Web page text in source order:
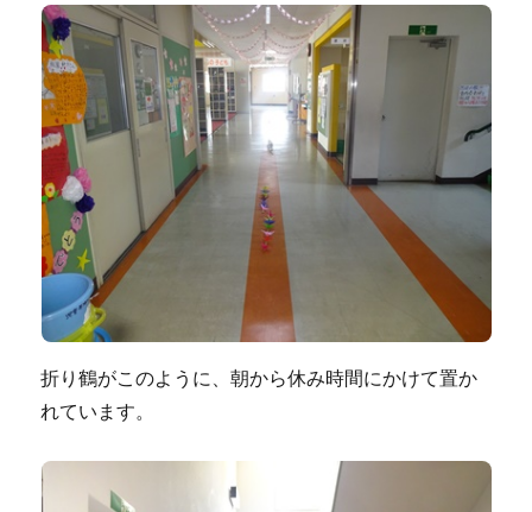
折り鶴がこのように、朝から休み時間にかけて置か
れています。